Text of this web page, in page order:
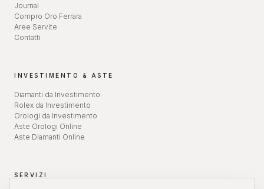
Journal
Compro Oro Ferrara
Aree Servite
Contatti
INVESTIMENTO & ASTE
Diamanti da Investimento
Rolex da Investimento
Orologi da Investimento
Aste Orologi Online
Aste Diamanti Online
SERVIZI